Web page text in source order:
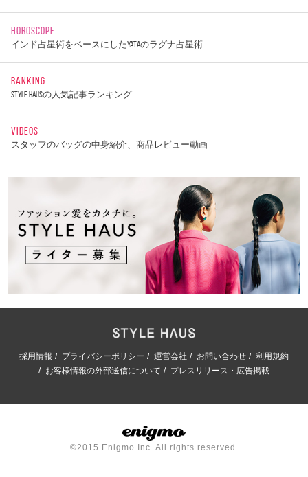
HOROSCOPE
インド占星術をベースにしたYATAのラグナ占星術
RANKING
STYLE HAUSの人気記事ランキング
VIDEOS
スタッフのバッグの中身紹介、商品レビュー動画
採用情報 プライバシーポリシー 運営会社 お問い合わせ
利用規約
お客様情報の外部送信について
プレスリリース・広告掲載
©2015 Enigmo Inc. All rights reserved.